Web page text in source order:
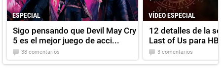
ESPECIAL
Sigo pensando que Devil May Cry
5 es el mejor juego de acci...
38 comentarios
VÍDEO ESPECIAL
12 detalles de la
Last of Us para
3 comentarios